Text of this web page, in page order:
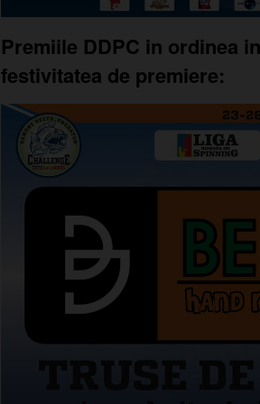
Premiile DDPC in ordinea
festivitatea de premiere: